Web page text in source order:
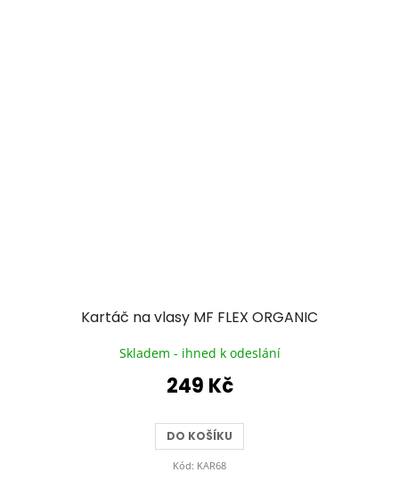
Kartáč na vlasy MF FLEX ORGANIC
Skladem - ihned k odeslání
249 Kč
DO KOŠÍKU
Kód: KAR68